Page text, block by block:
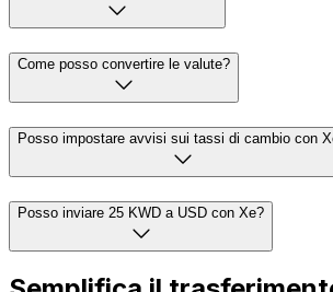
Come posso convertire le valute?
Posso impostare avvisi sui tassi di cambio con
Posso inviare 25 KWD a USD con Xe?